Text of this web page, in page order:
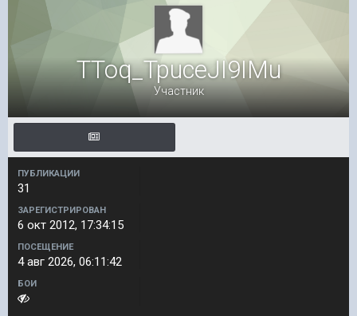
TToq_TpuceJI9IMu
Участник
ПУБЛИКАЦИИ
31
ЗАРЕГИСТРИРОВАН
6 окт 2012, 17:34:15
ПОСЕЩЕНИЕ
4 авг 2026, 06:11:42
БОИ